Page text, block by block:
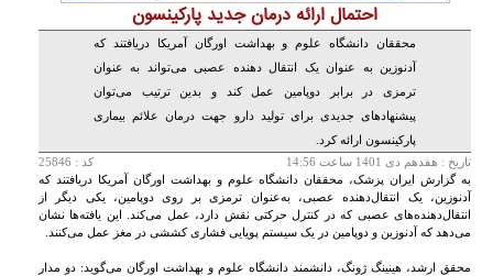
احتمال ارائه درمان جدید پارکینسون
محققان دانشگاه علوم و بهداشت اورگان آمریکا دریافتند که
آدنوزین به عنوان یک انتقال دهنده عصبی می‌تواند به عنوان
ترمزی در برابر دوپامین عمل کند و بدین ترتیب می‌توان
پیشنهادهای جدیدی برای تولید دارو جهت درمان علائم بیماری
پارکینسون ارائه کرد.
تاريخ : هفدهم دی 1401 ساعت 14:56
کد : 25846
به گزارش ایران پزشک، محققان دانشگاه علوم و بهداشت اورگان آمریکا دریافتند که
آدنوزین، یک انتقال‌دهنده عصبی، به‌عنوان ترمزی بر روی دوپامین، یکی دیگر از
انتقال‌دهنده‌های عصبی که در کنترل حرکتی نقش دارد، عمل می‌کند. این یافته‌ها نشان
می‌دهد که آدنوزین و دوپامین در یک سیستم پویایی فشاری کششی در مغز عمل می‌کنند.
محقق ارشد، هینینگ ژونگ، دانشمند دانشگاه علوم و بهداشت اورگان می‌گوید: دو مدار